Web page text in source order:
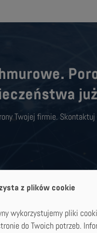
Twojej firmie.
z plików cookie
wykorzystujemy pliki
do Twoich potrzeb.